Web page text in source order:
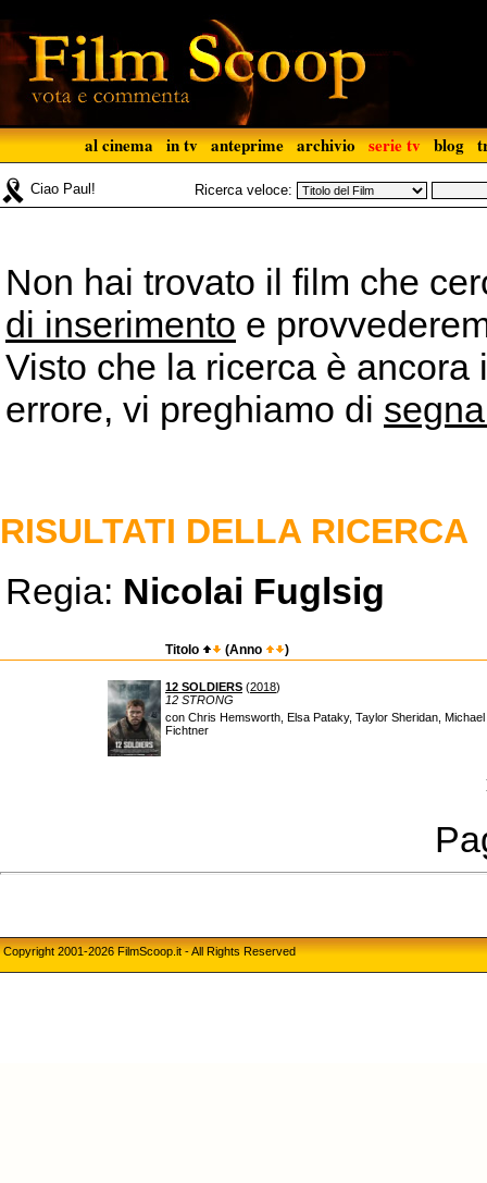
al cinema in tv anteprime archivio serie tv blog
Ciao Paul! Ricerca veloce:
Non hai trovato il film che
di inserimento e
Visto che la ricerca è
errore, vi preghiamo di
RISULTATI DELLA RICERCA
Regia: Nicolai Fuglsig
Titolo (Anno )
12 SOLDIERS (2018)
12 STRONG
con Chris Hemsworth, Elsa Pataky, Taylor Sheridan,
Fichtner
Copyright 2001-2026 FilmScoop.it - All Rights Reserved